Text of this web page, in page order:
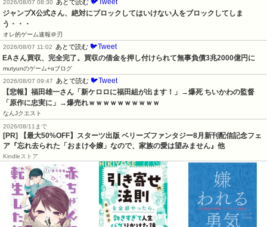
2026/08/07 08:30 あとで読む
ジャンプX公式さん、絶対にブロックしてはいけない人をブロックしてしま
う・・・
オレ的ゲーム速報＠刃
2026/08/07 11:02
あとで読む 🐦Tweet
EAさん買収、完全完了。買収の借金を押し付けられて無事負債3兆2000億円に
mutyunのゲーム+αブログ
2026/08/07 09:47
あとで読む 🐦Tweet
【悲報】福田雄一さん「新ケロロに福田組が出ます！」→爆死 ちいかわの監督
「原作に忠実に」→爆売れｗｗｗｗｗｗｗｗｗｗ
なんJクエスト
2026/08/11まで
[PR] 【最大50%OFF】スターツ出版 ベリーズファンタジー8月新刊配信記念フェ
ア『忘れ去られた「おまけ令嬢」なので、家族の愛は望みません』他
Kindleストア